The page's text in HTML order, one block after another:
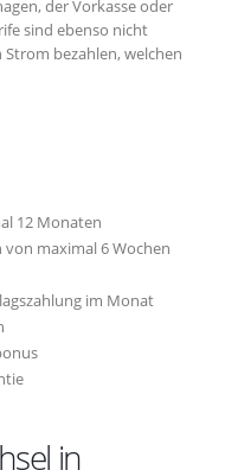
der Vorkasse oder
sind ebenso nicht
bezahlen, welchen
12 Monaten
maximal 6 Wochen
im Monat
in